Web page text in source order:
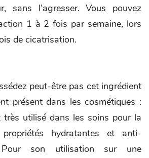
sans l’agresser. Vous pouvez
1 à 2 fois par semaine, lors
de cicatrisation.
peut-être pas cet ingrédient
présent dans les cosmétiques :
très utilisé dans les soins pour la
hydratantes et anti-
Pour son utilisation sur une